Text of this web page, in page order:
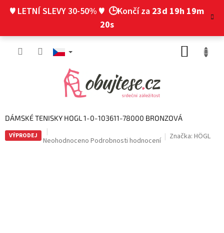
♥ LETNÍ SLEVY 30-50% ♥ 🕒Končí za 23d 19h 19m
19s
DÁMSKÉ TENISKY HOGL 1-0-103611-78000 BRONZOVÁ
VÝPRODEJ
Průměrné
Neohodnoceno Podrobnosti hodnocení Značka: HÖGL